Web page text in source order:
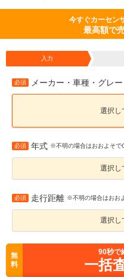
今すぐカーセン
最高額で
入力
必須 メーカー・車種・グレー
選択し
必須 年式 ※不明の場合はおおよそで
選択し
必須 走行距離 ※不明の場合はおお
選択し
無
料
90秒で
一括